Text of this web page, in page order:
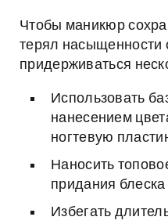
Чтобы маникюр
терял насыщенности
придерживаться
Использовать
нанесением
ногтевую
Наносить
придания
Избегать